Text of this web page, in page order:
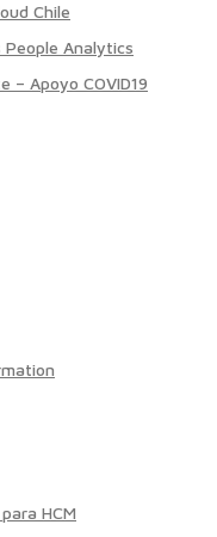
Chile
People Analytics
– Apoyo COVID19
HCM